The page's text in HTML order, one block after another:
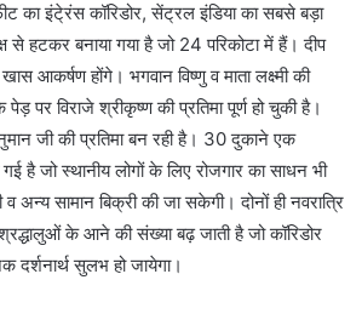
का इंटे्रंस कॉरिडोर, सेंट्रल इंडिया का सबसे बड़ा
से हटकर बनाया गया है जो 24 परिकोटा में हैं। दीप
आकर्षण होंगे। भगवान विष्णु व माता लक्ष्मी की
पर विराजे श्रीकृष्ण की प्रतिमा पूर्ण हो चुकी है।
जी की प्रतिमा बन रही है। 30 दुकाने एक
है जो स्थानीय लोगों के लिए रोजगार का साधन भी
अन्य सामान बिक्री की जा सकेगी। दोनों ही नवरात्रि
श्रद्धालुओं के आने की संख्या बढ़ जाती है जो कॉरिडोर
दर्शनार्थ सुलभ हो जायेगा।